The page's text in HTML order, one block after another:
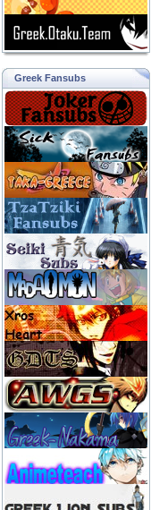
Greek Fansubs